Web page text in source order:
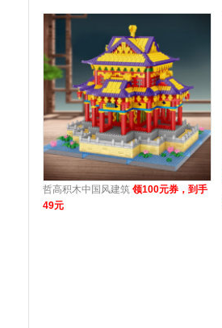
哲高积木中国风建筑 领100元券，到手
49元